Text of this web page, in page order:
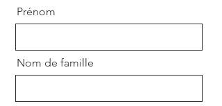
Prénom
Nom de famille